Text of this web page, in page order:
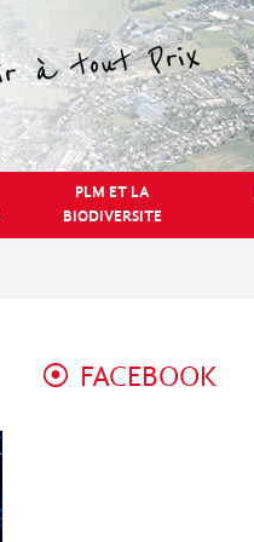
PLM ET LA
BIODIVERSITE
FACEBOOK